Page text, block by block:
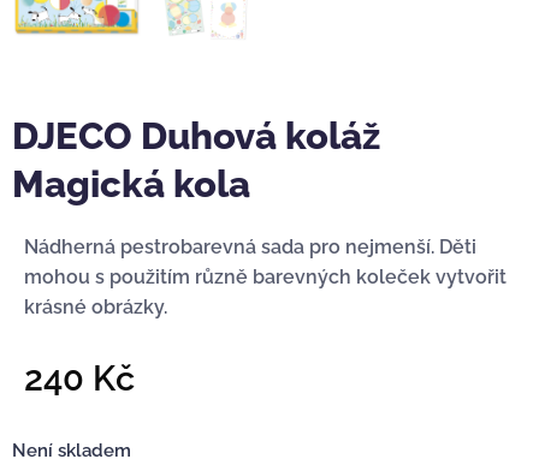
DJECO Duhová koláž
Magická kola
Nádherná pestrobarevná sada pro nejmenší. Děti
mohou s použitím různě barevných koleček vytvořit
krásné obrázky.
240 Kč
Není skladem